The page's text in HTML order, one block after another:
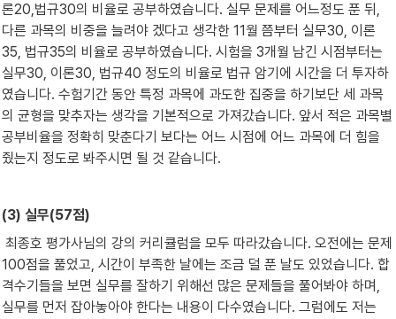
론20,법규30의 비율로 공부하였습니다. 실무 문제를 어느정도 푼 뒤,
다른 과목의 비중을 늘려야 겠다고 생각한 11월 쯤부터 실무30, 이론
35, 법규35의 비율로 공부하였습니다. 시험을 3개월 남긴 시점부터는
실무30, 이론30, 법규40 정도의 비율로 법규 암기에 시간을 더 투자하
였습니다. 수험기간 동안 특정 과목에 과도한 집중을 하기보단 세 과목
의 균형을 맞추자는 생각을 기본적으로 가져갔습니다. 앞서 적은 과목별
공부비율을 정확히 맞춘다기 보다는 어느 시점에 어느 과목에 더 힘을
줬는지 정도로 봐주시면 될 것 같습니다.
(3) 실무(57점)
100점을 풀었고, 시간이 부족한 날에는 조금 덜 푼 날도 있었습니다. 합
격수기들을 보면 실무를 잘하기 위해선 많은 문제들을 풀어봐야 하며,
실무를 먼저 잡아놓아야 한다는 내용이 다수였습니다. 그럼에도 저는